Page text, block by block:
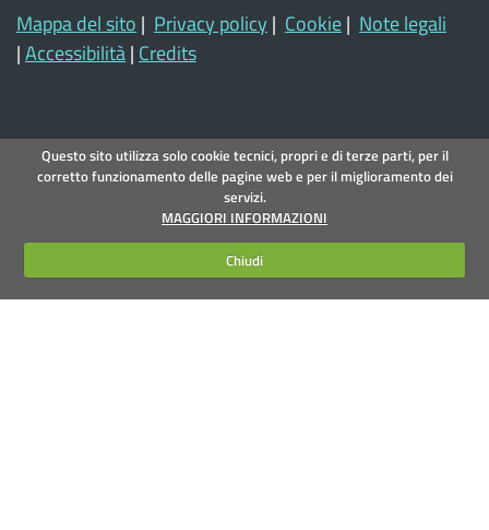
Mappa del sito | Privacy policy | Cookie| Note legali
|Accessibilità| Credits
Questo sito utilizza solo cookie tecnici, propri e di terze parti, per il
corretto funzionamento delle pagine web e per il miglioramento dei
servizi.
MAGGIORI INFORMAZIONI
Chiudi